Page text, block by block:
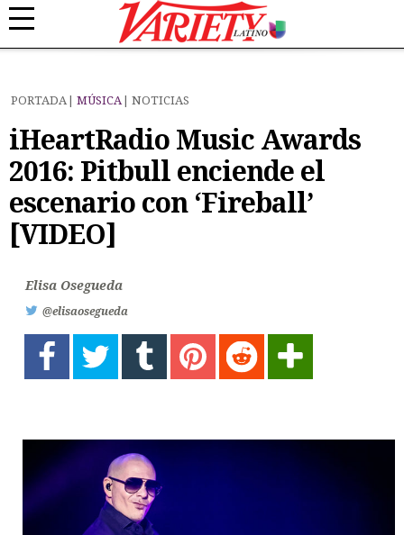
PORTADA MÚSICA NOTICIAS
iHeartRadio Music Awards
2016: Pitbull enciende el
escenario con ‘Fireball’
[VIDEO]
Elisa Osegueda
@elisaosegueda